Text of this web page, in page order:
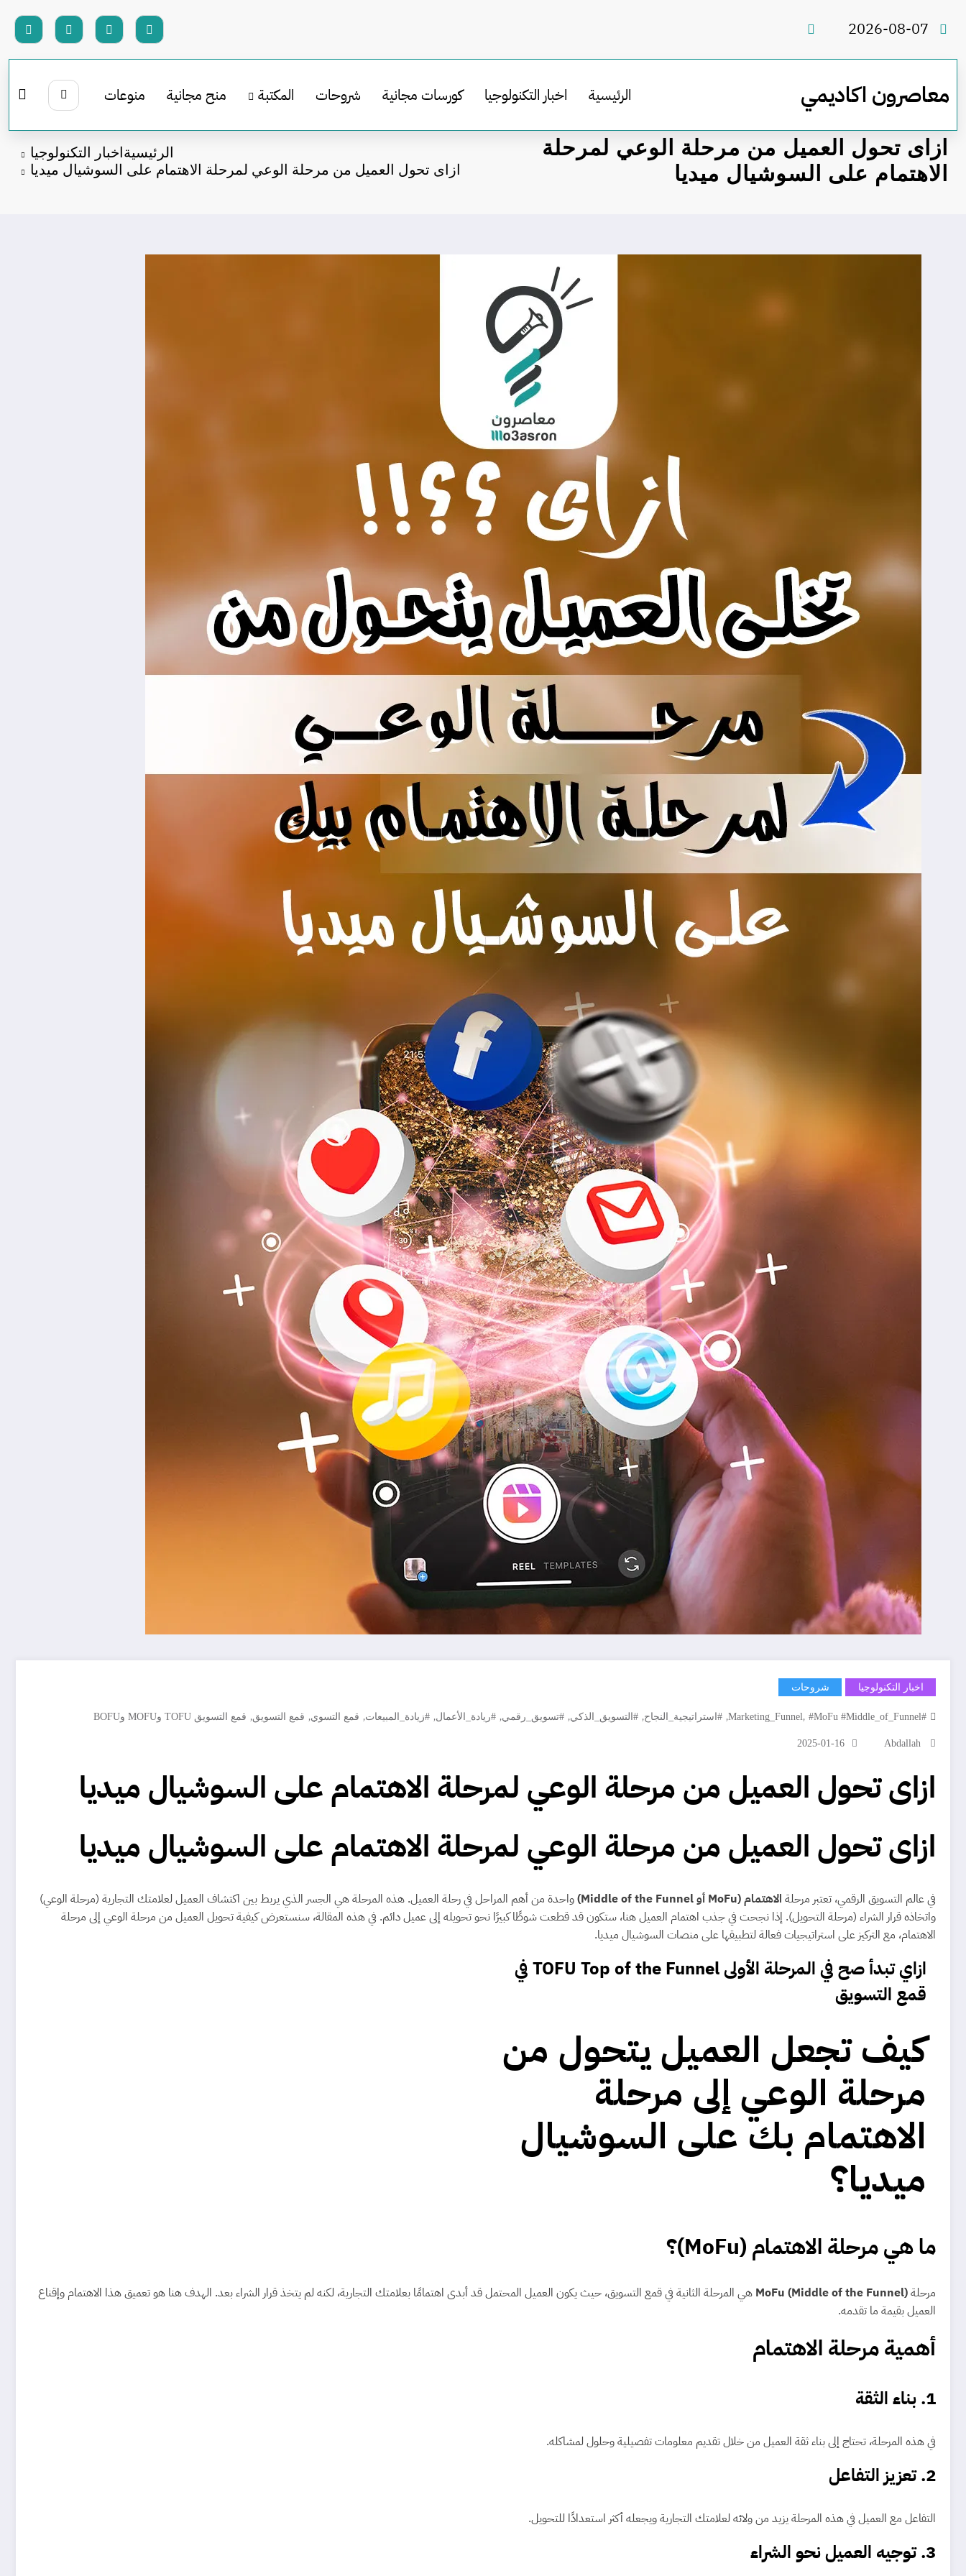
2026-08-07
معاصرون اكاديمي الرئيسية اخبار التكنولوجيا كورسات مجانية شروحات المكتبة منح مجانية منوعات
ازاى تحول العميل من مرحلة الوعي لمرحلة
الاهتمام على السوشيال ميديا
الرئيسية اخبار التكنولوجيا
ازاى تحول العميل من مرحلة الوعي لمرحلة الاهتمام على السوشيال ميديا
اخبار التكنولوجيا شروحات
#Marketing_Funnel
, #MoFu #Middle_of_Funnel
, #استراتيجية_النجاح, #التسويق_الذكي, #تسويق_رقمي, #ريادة_الأعمال, #زيادة_المبيعات, قمع التسوي, قمع التسويق, قمع التسويق TOFU وMOFU وBOFU
Abdallah
2025-01-16
ازاى تحول العميل من مرحلة الوعي لمرحلة الاهتمام على السوشيال ميديا
ازاى تحول العميل من مرحلة الوعي لمرحلة الاهتمام على السوشيال ميديا
في عالم التسويق الرقمي، تعتبر مرحلة الاهتمام (MoFu أو Middle of the Funnel)
واحدة من أهم المراحل في رحلة العميل. هذه المرحلة هي الجسر الذي يربط بين اكتشاف العميل لعلامتك التجارية (مرحلة الوعي)
واتخاذه قرار الشراء (مرحلة التحويل). إذا نجحت في جذب اهتمام العميل هنا، ستكون قد قطعت شوطًا كبيرًا نحو تحويله إلى عميل دائم. في هذه المقالة، سنستعرض كيفية تحويل العميل من مرحلة الوعي إلى مرحلة
الاهتمام، مع التركيز على استراتيجيات فعالة لتطبيقها على منصات السوشيال ميديا.
ازاي تبدأ صح في المرحلة الأولى TOFU Top of the Funnel في
قمع التسويق
كيف تجعل العميل يتحول من
مرحلة الوعي إلى مرحلة
الاهتمام بك على السوشيال
ميديا؟
ما هي مرحلة الاهتمام (MoFu) ؟
مرحلةMoFu (Middle of the Funnel) هي المرحلة الثانية في قمع التسويق، حيث يكون العميل المحتمل قد أبدى اهتمامًا بعلامتك التجارية، لكنه لم يتخذ قرار الشراء بعد. الهدف هنا هو تعميق هذا الاهتمام وإقناع
العميل بقيمة ما تقدمه.
أهمية مرحلة الاهتمام
1. بناء الثقة
في هذه المرحلة، تحتاج إلى بناء ثقة العميل من خلال تقديم معلومات تفصيلية وحلول لمشاكله.
2. تعزيز التفاعل
التفاعل مع العميل في هذه المرحلة يزيد من ولائه لعلامتك التجارية ويجعله أكثر استعدادًا للتحويل.
3. توجيه العميل نحو الشراء